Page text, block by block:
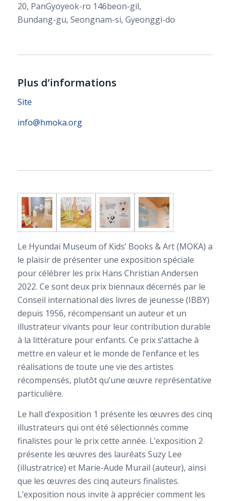
20, PanGyoyeok-ro 146beon-gil,
Bundang-gu, Seongnam-si, Gyeonggi-do
Plus d’informations
Site
info@hmoka.org
Le Hyundai Museum of Kids’ Books & Art (MOKA) a
le plaisir de présenter une exposition spéciale
pour célébrer les prix Hans Christian Andersen
2022. Ce sont deux prix biennaux décernés par le
Conseil international des livres de jeunesse (IBBY)
depuis 1956, récompensant un auteur et un
illustrateur vivants pour leur contribution durable
à la littérature pour enfants. Ce prix s’attache à
mettre en valeur et le monde de l’enfance et les
réalisations de toute une vie des artistes
récompensés, plutôt qu’une œuvre représentative
particulière.
Le hall d’exposition 1 présente les œuvres des cinq
illustrateurs qui ont été sélectionnés comme
finalistes pour le prix cette année. L’exposition 2
présente les œuvres des lauréats Suzy Lee
(illustratrice) et Marie-Aude Murail (auteur), ainsi
que les œuvres des cinq auteurs finalistes.
L’exposition nous invite à apprécier comment les